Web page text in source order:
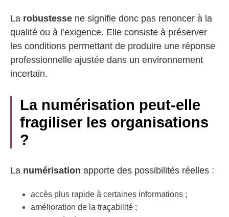
La robustesse ne signifie donc pas renoncer à la
qualité ou à l’exigence. Elle consiste à préserver
les conditions permettant de produire une réponse
professionnelle ajustée dans un environnement
incertain.
La numérisation peut-elle
fragiliser les organisations
?
La numérisation apporte des possibilités réelles :
accès plus rapide à certaines informations ;
amélioration de la traçabilité ;